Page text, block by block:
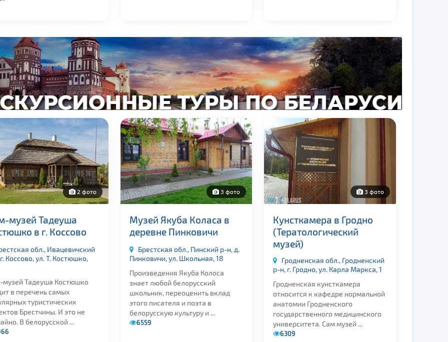
2 фото
музей Тадеуша
в г. Коссово
обл., Ивацевичский
Коссово, ул. Т. Костюшко,
Тадеуша Костюшко
в перечень самых
туристических
Брестчины. И это не
В белорусской ...
3 фото
Музей Якуба Коласа в
деревне Пинковичи
Брестская обл., Пинский р-н, д.
Пинковичи, ул. Школьная, 18
Произведения Якуба Колоса
знает любой белорусский
школьник, переоценить вклад
этого писателя и поэта в
белорусскую культуру и ...
6559
3 фото
Кунсткамера в Гродно
(Тератологический
музей)
Гродненская обл., Гродненский
р-н, г. Гродно, ул. Карла Маркса, 1
Гродненская кунсткамера
относится к кафедре нормальной
анатомии Гродненского
государственного медицинского
университета. Сам музей ...
6309